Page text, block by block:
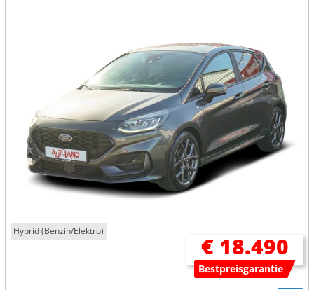
Hybrid (Benzin/Elektro)
€ 18.490
Bestpreisgarantie